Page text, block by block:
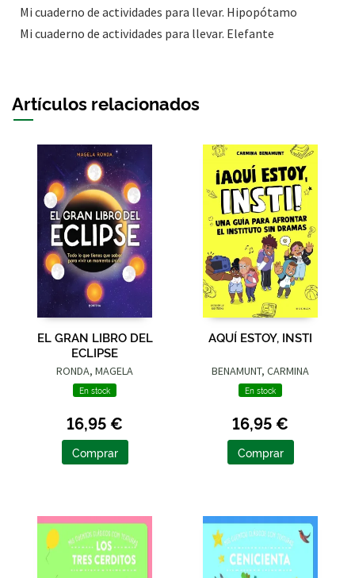
Mi cuaderno de actividades para llevar. Hipopótamo
Mi cuaderno de actividades para llevar. Elefante
Artículos relacionados
EL GRAN LIBRO DEL
ECLIPSE
RONDA, MAGELA
En stock
16,95 €
Comprar
AQUÍ ESTOY, INSTI
BENAMUNT, CARMINA
En stock
16,95 €
Comprar